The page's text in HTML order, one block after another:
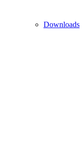
Downloads